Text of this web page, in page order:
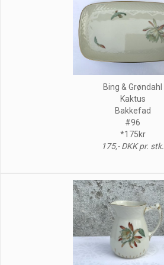
Bing & Grøndahl
Kaktus
Bakkefad
#96
*175kr
175,- DKK pr. stk.